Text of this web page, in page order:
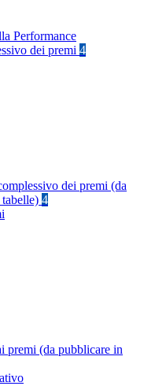
Performance
dei premi 4
dei premi (da
4
premi (da pubblicare in